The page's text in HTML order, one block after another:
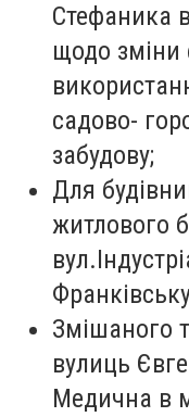
Стефаника
щодо зміни
садово-
забудову;
Для
житлового
Змішаного
вулиць
Медична в